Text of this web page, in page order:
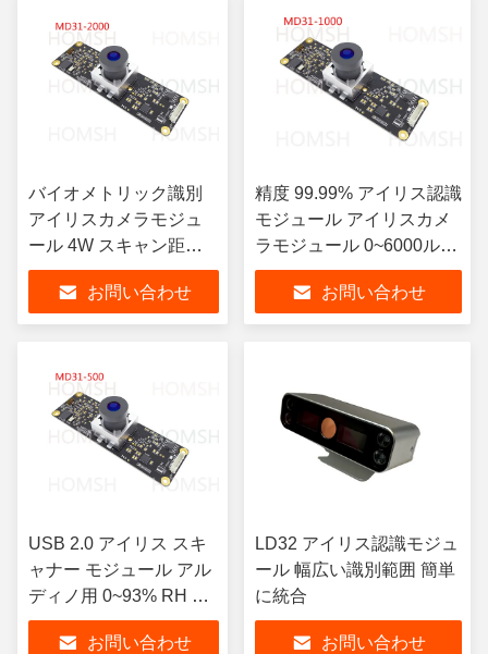
バイオメトリック識別
アイリスカメラモジュ
ール 4W スキャン距離
30-50 Cm
お問い合わせ
精度 99.99% アイリス認識
モジュール アイリスカメ
ラモジュール 0~6000ルッ
クス
お問い合わせ
USB 2.0 アイリス スキ
ャナー モジュール アル
ディノ用 0~93% RH 作
業湿度
お問い合わせ
LD32 アイリス認識モジュ
ール 幅広い識別範囲 簡単
に統合
お問い合わせ